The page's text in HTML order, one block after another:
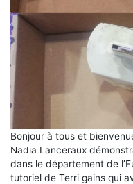
Bonjour à tous et
Nadia Lanceraux
dans le département de
tutoriel de Terri gains qui